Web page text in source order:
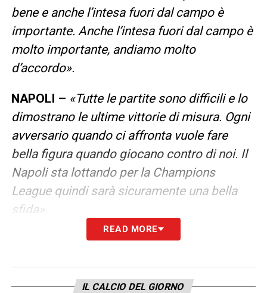
bene e anche l’intesa fuori dal campo è
importante. Anche l’intesa fuori dal campo è
molto importante, andiamo molto
d’accordo».
NAPOLI – «Tutte le partite sono difficili e lo
dimostrano le ultime vittorie di misura. Ogni
avversario quando ci affronta vuole fare
bella figura quando giocano contro di noi. Il
Napoli sta lottando per la Champions
League quindi sarà sicuramente una bella
sfida».
READ MORE
IL CALCIO DEL GIORNO